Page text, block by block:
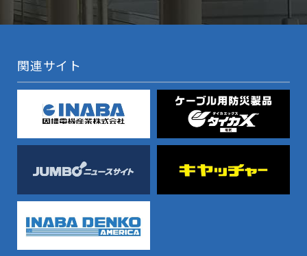
関連サイト